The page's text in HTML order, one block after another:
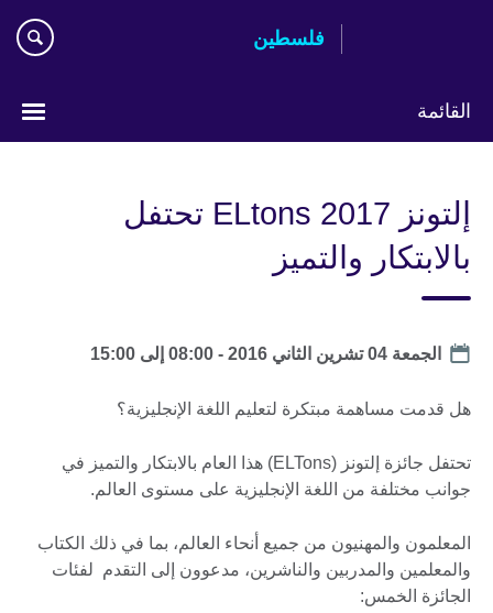
فلسطين
القائمة
language
إلتونز ELtons 2017 تحتفل
بالابتكار والتميز
Date
الجمعة 04 تشرين الثاني 2016 - 08:00 إلى15:00
هل قدمت مساهمة مبتكرة لتعليم اللغة الإنجليزية؟
تحتفل جائزة إلتونز (ELTons) هذا العام بالابتكار والتميز في
جوانب مختلفة من اللغة الإنجليزية على مستوى العالم.
المعلمون والمهنيون من جميع أنحاء العالم، بما في ذلك الكتاب
والمعلمين والمدربين والناشرين، مدعوون إلى التقدم لفئات
الجائزة الخمس: